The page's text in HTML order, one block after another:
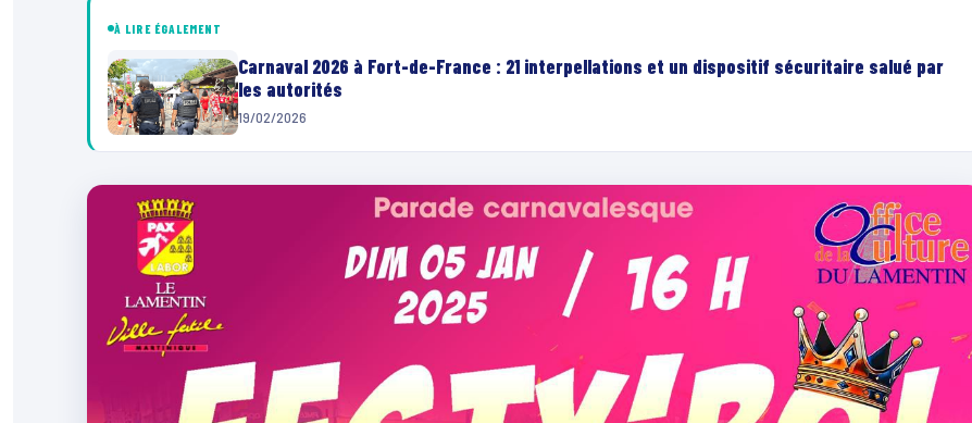
À LIRE ÉGALEMENT
Carnaval 2026 à Fort-de-France : 21 interpellations et un dispositif sécuritaire salué par
les autorités
19/02/2026